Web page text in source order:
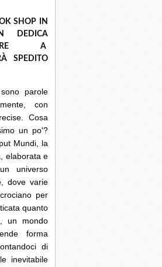
SHOP IN
DEDICA
A
SPEDITO
parole
con
Cosa
un po'?
Mundi, la
elaborata e
universo
dove varie
per
quanto
un mondo
forma
di
inevitabile